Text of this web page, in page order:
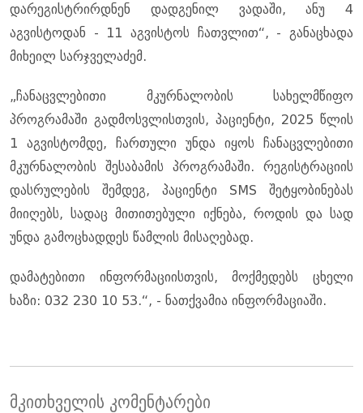
დარეგისტრირდნენ დადგენილ ვადაში, ანუ 4
აგვისტოდან - 11 აგვისტოს ჩათვლით“, - განაცხადა
მიხეილ სარჯველაძემ.
„ჩანაცვლებითი მკურნალობის სახელმწიფო
პროგრამაში გადმოსვლისთვის, პაციენტი, 2025 წლის
1 აგვისტომდე, ჩართული უნდა იყოს ჩანაცვლებითი
მკურნალობის შესაბამის პროგრამაში. რეგისტრაციის
დასრულების შემდეგ, პაციენტი SMS შეტყობინებას
მიიღებს, სადაც მითითებული იქნება, როდის და სად
უნდა გამოცხადდეს წამლის მისაღებად.
დამატებითი ინფორმაციისთვის, მოქმედებს ცხელი
ხაზი: 032 230 10 53.“, - ნათქვამია ინფორმაციაში.
მკითხველის კომენტარები